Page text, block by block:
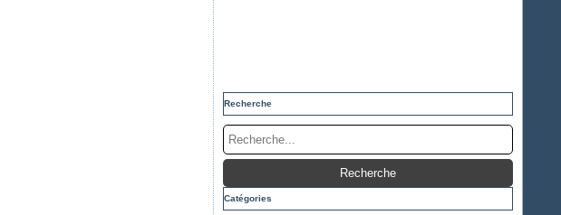
Recherche
Catégories